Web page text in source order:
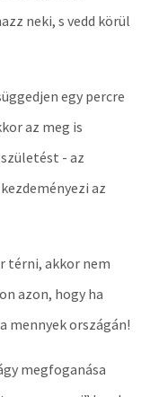
neki, s vedd körül
egy percre
az meg is
- az
az
térni, akkor nem
azon, hogy ha
mennyek országán!
megfoganása